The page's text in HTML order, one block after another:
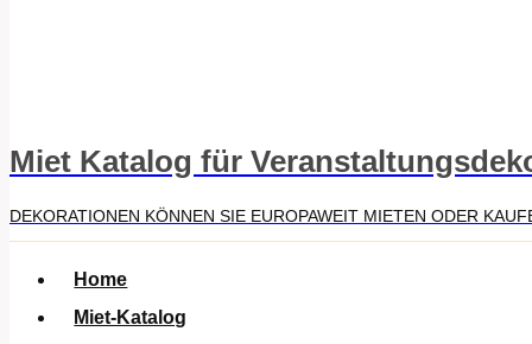
Miet Katalog für
DEKORATIONEN KÖNNEN SIE EUROPAWEIT MIETEN ODER
Home
Miet-Katalog